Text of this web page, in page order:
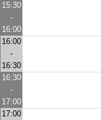
15:30
-
16:00
16:00
-
16:30
16:30
-
17:00
17:00